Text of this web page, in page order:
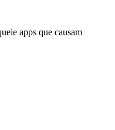
apps que causam